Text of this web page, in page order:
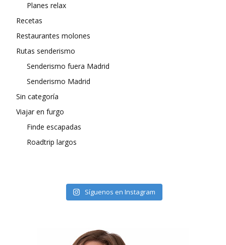
Planes relax
Recetas
Restaurantes molones
Rutas senderismo
Senderismo fuera Madrid
Senderismo Madrid
Sin categoría
Viajar en furgo
Finde escapadas
Roadtrip largos
Síguenos en Instagram